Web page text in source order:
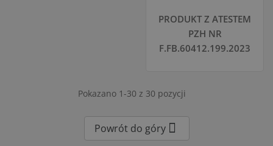
PRODUKT Z ATESTEM
PZH NR
F.FB.60412.199.2023
Pokazano 1-30 z 30 pozycji
Powrót do góry 